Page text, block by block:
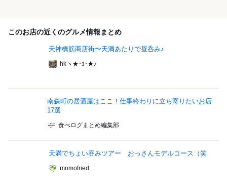
このお店の近くのグルメ情報まとめ
天神橋筋商店街〜天満あたりで昼呑み♪
hkヽ★･з･★ﾉ
南森町の居酒屋はここ！仕事終わりに立ち寄りたいお店
17選
食べログまとめ編集部
天満でちょい吞みツアー おっさんモデルコース（笑
momofried